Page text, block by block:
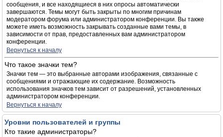
сообщения, и все находящиеся в них опросы автоматически
завершаются. Темы могут быть закрыты по многим причинам
модератором форума или администратором конференции. Вы также
можете иметь возможность закрывать созданные вами темы, в
зависимости от прав, предоставленных вам администратором
конференции.
Вернуться к началу
Что такое значки тем?
Значки тем — это выбранные авторами изображения, связанные с
сообщениями и отражающие их содержание. Возможность
использования значков тем зависит от разрешений, установленных
администратором конференции.
Вернуться к началу
Уровни пользователей и группы
Кто такие администраторы?